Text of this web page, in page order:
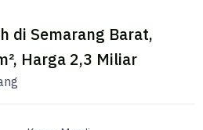
di Semarang Barat,
Harga 2,3 Miliar